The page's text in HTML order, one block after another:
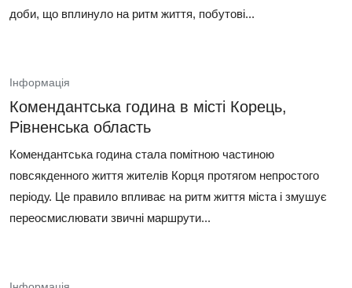
доби, що вплинуло на ритм життя, побутові...
Інформація
Комендантська година в місті Корець,
Рівненська область
Комендантська година стала помітною частиною
повсякденного життя жителів Корця протягом непростого
періоду. Це правило впливає на ритм життя міста і змушує
переосмислювати звичні маршрути...